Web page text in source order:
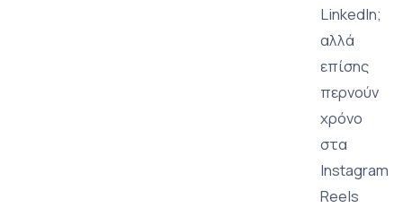
LinkedIn;
αλλά
επίσης
περνούν
χρόνο
στα
Instagram
Reels